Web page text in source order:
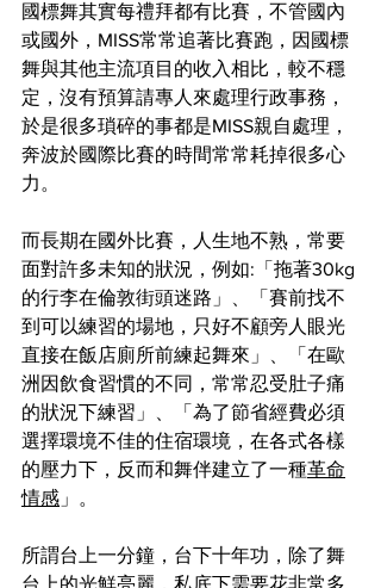
國標舞其實每禮拜都有比賽，不管國內
或國外，MISS常常追著比賽跑，因國標
舞與其他主流項目的收入相比，較不穩
定，沒有預算請專人來處理行政事務，
於是很多瑣碎的事都是MISS親自處理，
奔波於國際比賽的時間常常耗掉很多心
力。
而長期在國外比賽，人生地不熟，常要
面對許多未知的狀況，例如:「拖著30kg
的行李在倫敦街頭迷路」、「賽前找不
到可以練習的場地，只好不顧旁人眼光
直接在飯店廁所前練起舞來」、「在歐
洲因飲食習慣的不同，常常忍受肚子痛
的狀況下練習」、「為了節省經費必須
選擇環境不佳的住宿環境，在各式各樣
的壓力下，反而和舞伴建立了一種革命
情感 」。
所謂台上一分鐘，台下十年功，除了舞